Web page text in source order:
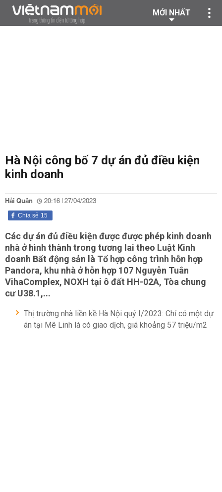
MỚI NHẤT
Hà Nội công bố 7 dự án đủ điều kiện
kinh doanh
Hải Quân 20:16 | 27/04/2023
15
Chia sẻ
Các dự án đủ điều kiện được được phép kinh doanh
nhà ở hình thành trong tương lai theo Luật Kinh
doanh Bất động sản là Tổ hợp công trình hỗn hợp
Pandora, khu nhà ở hỗn hợp 107 Nguyễn Tuân
VihaComplex, NOXH tại ô đất HH-02A, Tòa chung
cư U38.1,...
Thị trường nhà liền kề Hà Nội quý I/2023: Chỉ có một dự
án tại Mê Linh là có giao dịch, giá khoảng 57 triệu/m2